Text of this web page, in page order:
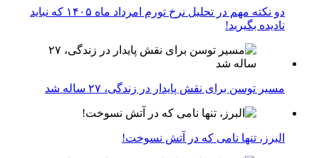
دو نکته مهم در تحلیل نرخ تورم امرداد ماه ۱۴۰۵ که نباید
نادیده بگیرید!
مسیر توسن برای نقش پایدار در زندگی، ۲۷ ساله شد
البرز، تنها نامی که در آتش نسوخت!